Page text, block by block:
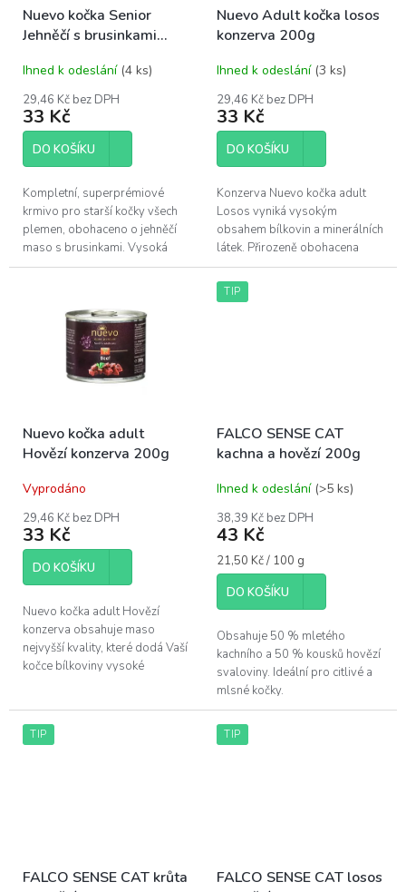
d
u
t
ů
Nuevo kočka Senior
Jehněčí s brusinkami
Ihned k odeslání (4 ks)
29,46 Kč bez DPH
33 Kč
DO KOŠÍKU
Kompletní, superprémiové
krmivo pro starší kočky všech
plemen, obohaceno o jehněčí
maso s brusinkami. Vysoká
kvalita. obsahuje všechny
Nuevo Adult kočka losos
konzerva 200g
Ihned k odeslání (3 ks)
29,46 Kč bez DPH
33 Kč
DO KOŠÍKU
Konzerva Nuevo kočka adult
Losos vyniká vysokým
obsahem bílkovin a minerálních
látek. Přirozeně obohacena
mastnými kyselinami omega-3
a omega-6. Vyvážená,
komplexní výživa...
Nuevo kočka adult
Hovězí konzerva 200g
Vyprodáno
29,46 Kč bez DPH
33 Kč
DO KOŠÍKU
Nuevo kočka adult Hovězí
konzerva obsahuje maso
nejvyšší kvality, které dodá Vaší
kočce bílkoviny vysoké
kožichu, podporuje...
TIP
FALCO SENSE CAT
kachna a hovězí 200g
Ihned k odeslání (>5 ks)
38,39 Kč bez DPH
43 Kč
Měrná
cena:
21,50 Kč / 100 g
DO KOŠÍKU
Obsahuje 50 % mletého
kachního a 50 % kousků hovězí
svaloviny. Ideální pro citlivé a
mlsné kočky.
TIP
FALCO SENSE CAT krůta
TIP
FALCO SENSE CAT losos